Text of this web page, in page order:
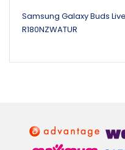
Samsung Galaxy Buds
R180NZWATUR